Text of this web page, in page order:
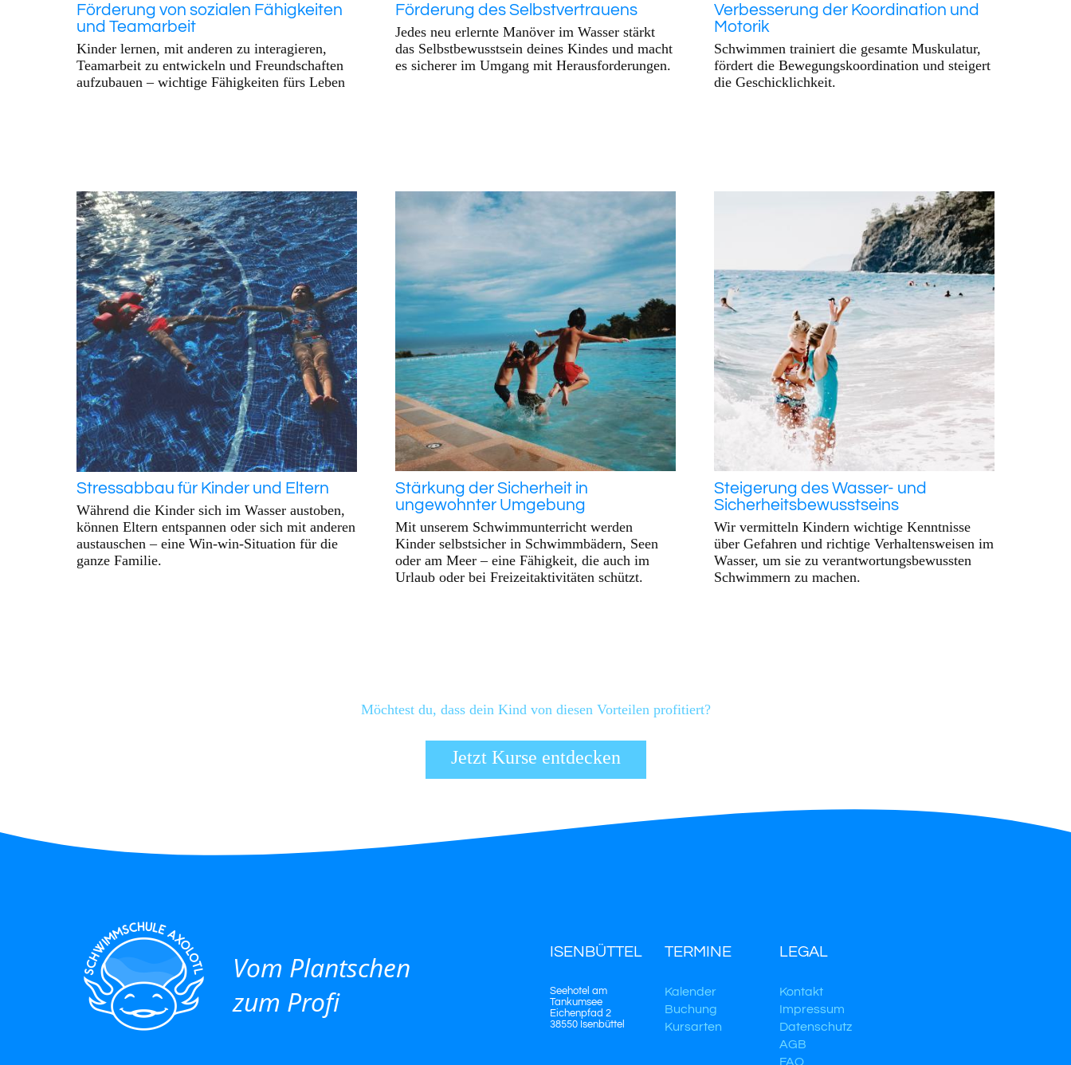
Förderung von sozialen Fähigkeiten
und Teamarbeit
Kinder lernen, mit anderen zu interagieren,
Teamarbeit zu entwickeln und Freundschaften
aufzubauen – wichtige Fähigkeiten fürs Leben
Förderung des Selbstvertrauens
Jedes neu erlernte Manöver im Wasser stärkt
das Selbstbewusstsein deines Kindes und macht
es sicherer im Umgang mit Herausforderungen.
Verbesserung der Koordination und
Motorik
Schwimmen trainiert die gesamte Muskulatur,
fördert die Bewegungskoordination und steigert
die Geschicklichkeit.
Stressabbau für Kinder und Eltern
Während die Kinder sich im Wasser austoben,
können Eltern entspannen oder sich mit anderen
austauschen – eine Win-win-Situation für die
ganze Familie.
Stärkung der Sicherheit in
ungewohnter Umgebung
Mit unserem Schwimmunterricht werden
Kinder selbstsicher in Schwimmbädern, Seen
oder am Meer – eine Fähigkeit, die auch im
Urlaub oder bei Freizeitaktivitäten schützt.
Steigerung des Wasser- und
Sicherheitsbewusstseins
Wir vermitteln Kindern wichtige Kenntnisse
über Gefahren und richtige Verhaltensweisen im
Wasser, um sie zu verantwortungsbewussten
Schwimmern zu machen.
Möchtest du, dass dein Kind von diesen Vorteilen profitiert?
Jetzt Kurse entdecken
Vom Plantschen
zum Profi
ISENBÜTTEL
Seehotel am
Tankumsee
Eichenpfad 2
38550 Isenbüttel
TERMINE
Kalender
Buchung
Kursarten
LEGAL
Kontakt
Impressum
Datenschutz
AGB
FAQ